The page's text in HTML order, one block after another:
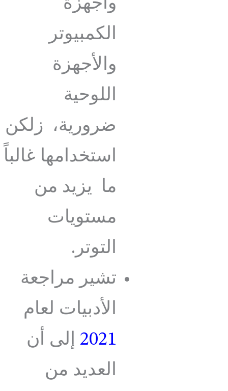
وأجهزة
الكمبيوتر
والأجهزة
اللوحية
ضرورية، زلكن
استخدامها غالباً
ما يزيد من
مستويات
التوتر.
تشير مراجعة
الأدبيات لعام
2021 إلى أن
العديد من